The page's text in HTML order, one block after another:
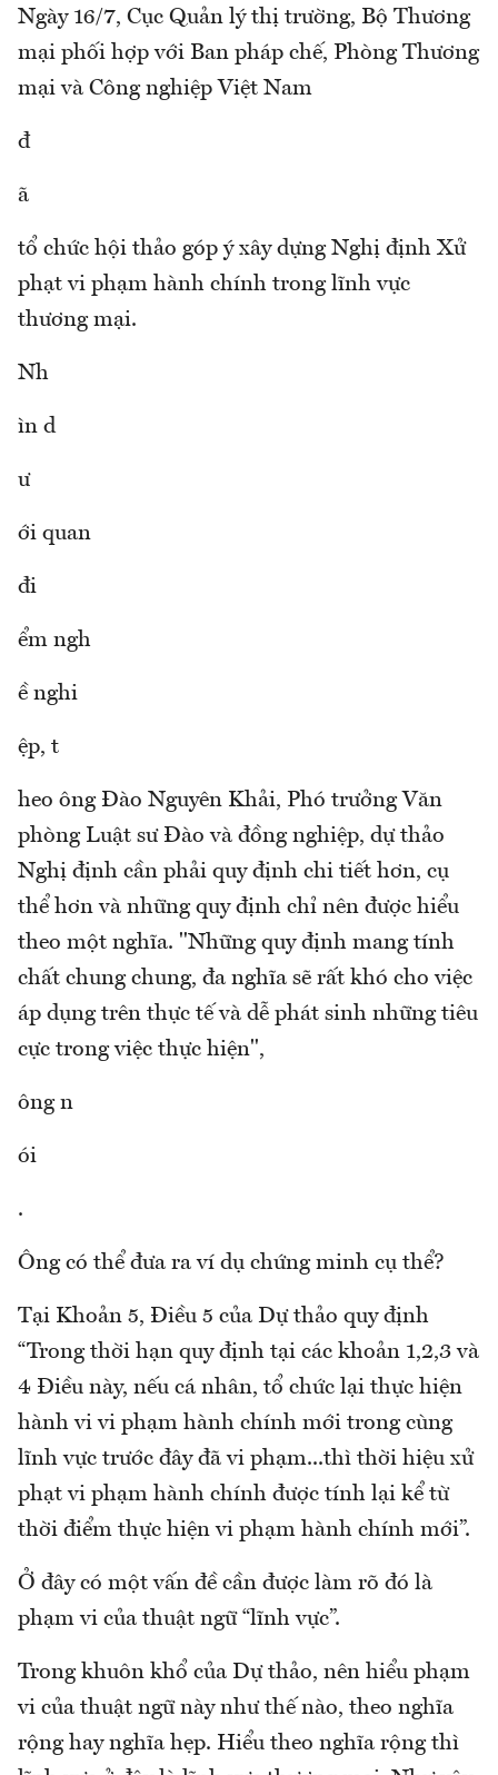
Ngày 16/7, Cục Quản lý thị trường, Bộ Thương
mại phối hợp với Ban pháp chế, Phòng Thương
mại và Công nghiệp Việt Nam
đ
ã
tổ chức hội thảo góp ý xây dựng Nghị định Xử
phạt vi phạm hành chính trong lĩnh vực
thương mại.
Nh
ìn d
ư
ới quan
đi
ểm ngh
ề nghi
ệp, t
heo ông Đào Nguyên Khải, Phó trưởng Văn
phòng Luật sư Đào và đồng nghiệp, dự thảo
Nghị định cần phải quy định chi tiết hơn, cụ
thể hơn và những quy định chỉ nên được hiểu
theo một nghĩa. "Những quy định mang tính
chất chung chung, đa nghĩa sẽ rất khó cho việc
áp dụng trên thực tế và dễ phát sinh những tiêu
cực trong việc thực hiện",
ông n
ói
.
Ông có thể đưa ra ví dụ chứng minh cụ thể?
Tại Khoản 5, Điều 5 của Dự thảo quy định
“Trong thời hạn quy định tại các khoản 1,2,3 và
4 Điều này, nếu cá nhân, tổ chức lại thực hiện
hành vi vi phạm hành chính mới trong cùng
lĩnh vực trước đây đã vi phạm...thì thời hiệu xử
phạt vi phạm hành chính được tính lại kể từ
thời điểm thực hiện vi phạm hành chính mới”.
Ở đây có một vấn đề cần được làm rõ đó là
phạm vi của thuật ngữ “lĩnh vực”.
Trong khuôn khổ của Dự thảo, nên hiểu phạm
vi của thuật ngữ này như thế nào, theo nghĩa
rộng hay nghĩa hẹp. Hiểu theo nghĩa rộng thì